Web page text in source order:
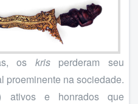
os krisperderam seu
proeminente na sociedade.
ativos e honrados que